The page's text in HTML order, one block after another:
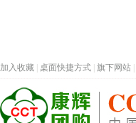
加入收藏 桌面快捷方式 旗下网站